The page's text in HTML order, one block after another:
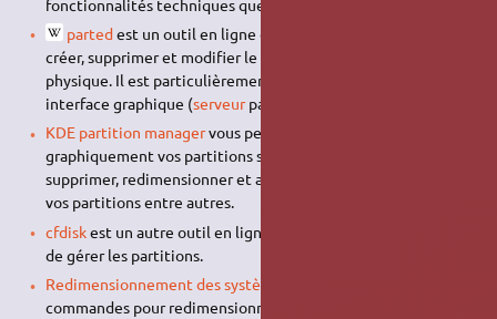
partedest un outil en ligne de commande qui permet de
créer, supprimer et modifier le partitionnement d'un support
physique. Il est particulièrement utile sur un système sans
interface graphique (serveurpar ex.).
KDE partition managervous permet de manipuler
graphiquement vos partitions sous KDE. Il peut créer,
supprimer, redimensionner et aussi sauvegarder/restaurer
vos partitions entre autres.
cfdiskest un autre outil en ligne de commande qui permet
de gérer les partitions.
Redimensionnement des systèmes de fichier
commandes pour redimensionner (et défragmenter) les